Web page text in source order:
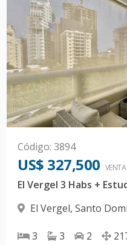
Código: 3894
US$ 327,500 VENTA
El Vergel 3 Habs +
El Vergel, Santo
3 3 2